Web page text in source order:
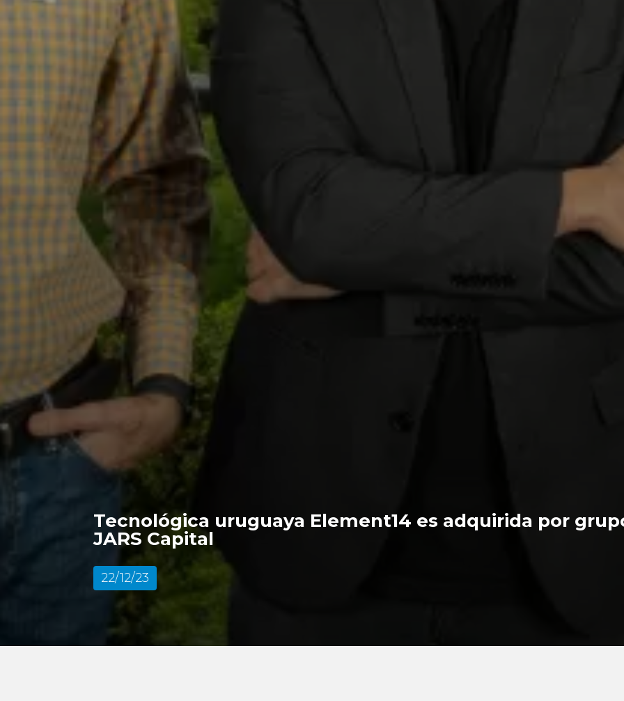
Tecnológica uruguaya Element14 es adquirida por
JARS Capital
22/12/23